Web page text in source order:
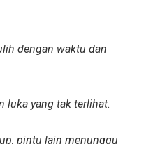
dengan waktu dan
luka yang tak terlihat.
pintu lain menunggu